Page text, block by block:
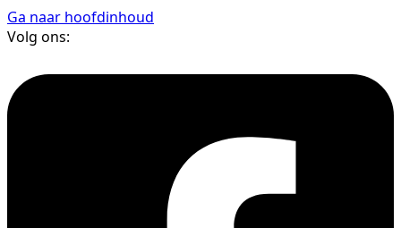
Ga naar hoofdinhoud
Volg ons: